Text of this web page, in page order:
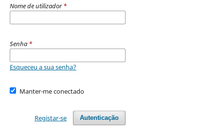
Nome de utilizador*
Senha *
Esqueceu a sua senha?
Manter-me conectado
Autenticação
Registar-se